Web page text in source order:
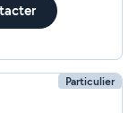
Particulier